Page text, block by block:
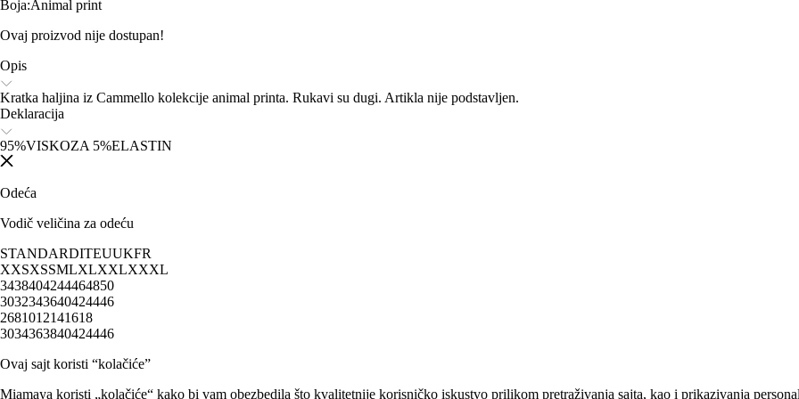
Boja:Animal print
Ovaj proizvod nije dostupan!
Opis
Kratka haljina iz Cammello kolekcije animal printa. Rukavi su dugi. Artikla nije podstavljen.
Deklaracija
95%VISKOZA 5%ELASTIN
Odeća
Vodič veličina za odeću
STANDARDITEUUKFR
XXSXSSMLXLXXLXXXL
3438404244464850
3032343640424446
2681012141618
3034363840424446
Ovaj sajt koristi “kolačiće”
Miamaya koristi „kolačiće“ kako bi vam obezbedila što kvalitetnije korisničko iskustvo prilikom pretraživanja sajta, kao i prikazivanja